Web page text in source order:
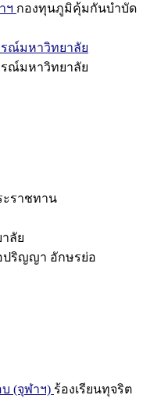
ฯ กองทุนภูมิคุ้มกันบำบัด
รณ์มหาวิทยาลัย
รณ์มหาวิทยาลัย
ะราชทาน
ลัย
ปริญญา อักษรย่อ
(จุฬาฯ) ร้องเรียนทุจริต